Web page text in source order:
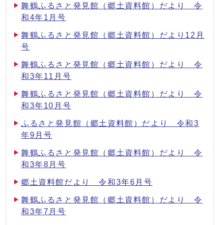
舞鶴ふるさと発見館（郷土資料館）だより 令
和4年1月号
舞鶴ふるさと発見館（郷土資料館）だより12月
号
舞鶴ふるさと発見館（郷土資料館）だより 令
和3年11月号
舞鶴ふるさと発見館（郷土資料館）だより 令
和3年10月号
ふるさと発見館（郷土資料館）だより 令和3
年9月号
舞鶴ふるさと発見館（郷土資料館）だより 令
和3年8月号
郷土資料館だより 令和3年6月号
舞鶴ふるさと発見館（郷土資料館）だより 令
和3年7月号